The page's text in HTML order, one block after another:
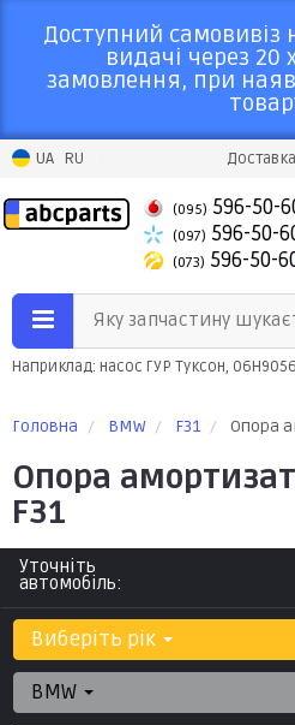
Доступний самовивіз
видачі через 20
замовлення, при
UA RU
(095) 596-50-
(097) 596-50-
(073) 596-50-
Яку запчастину
Наприклад: насос ГУР Туксон,
Головна BMW F31 Опора
Опора
F31
Уточніть
автомобіль:
Виберіть рік
BMW